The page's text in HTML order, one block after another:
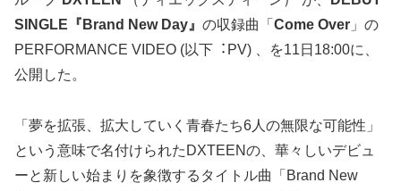
SINGLE『Brand New Day』 の収録曲「 Come Over 」の
PERFORMANCE VIDEO (以下︓PV) 、を11日18:00に、
公開した。
「夢を拡張、拡⼤していく⻘春たち6⼈の無限な可能性」
という意味で名付けられたDXTEENの、華々しいデビュ
ーと新しい始まりを象徴するタイトル曲「Brand New